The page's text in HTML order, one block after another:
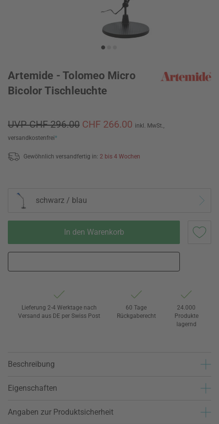
Artemide - Tolomeo Micro
Bicolor Tischleuchte
UVP CHF 296.00 CHF 266.00 inkl. MwSt.,
versandkostenfrei*
Gewöhnlich versandfertig in: 2 bis 4 Wochen
schwarz / blau
In den Warenkorb
Lieferung 2-4 Werktage nach
Versand aus DE per Swiss Post
60 Tage
Rückgaberecht
24.000
Produkte
lagernd
Beschreibung
Eigenschaften
Angaben zur Produktsicherheit